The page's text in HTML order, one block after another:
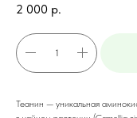
2 000 р.
Теанин — уникальная